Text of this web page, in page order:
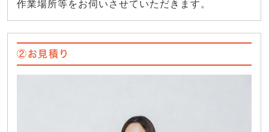
作業場所等をお伺いさせていただきます。
②お見積り